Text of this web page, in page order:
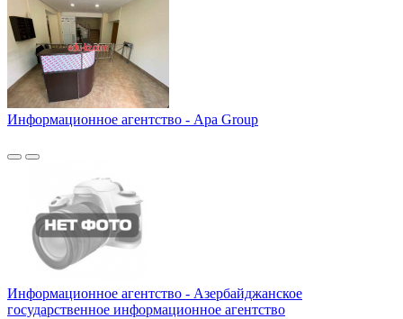
Информационное агентство - Apa Group
Информационное агентство - Азербайджанское
государственное информационное агентство